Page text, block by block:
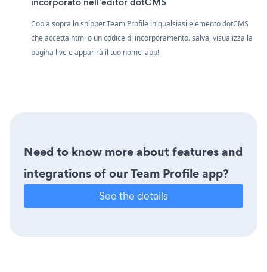
Copia sopra lo snippet Team Profile in qualsiasi elemento dotCMS
che accetta html o un codice di incorporamento. salva, visualizza la
pagina live e apparirà il tuo nome_app!
Need to know more about features and
integrations of our Team Profile app?
See the details